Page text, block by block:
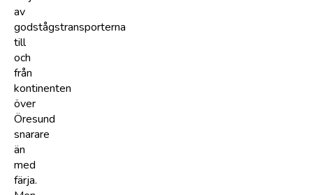
av
godstågstransporterna
till
och
från
kontinenten
över
Öresund
snarare
än
med
färja.